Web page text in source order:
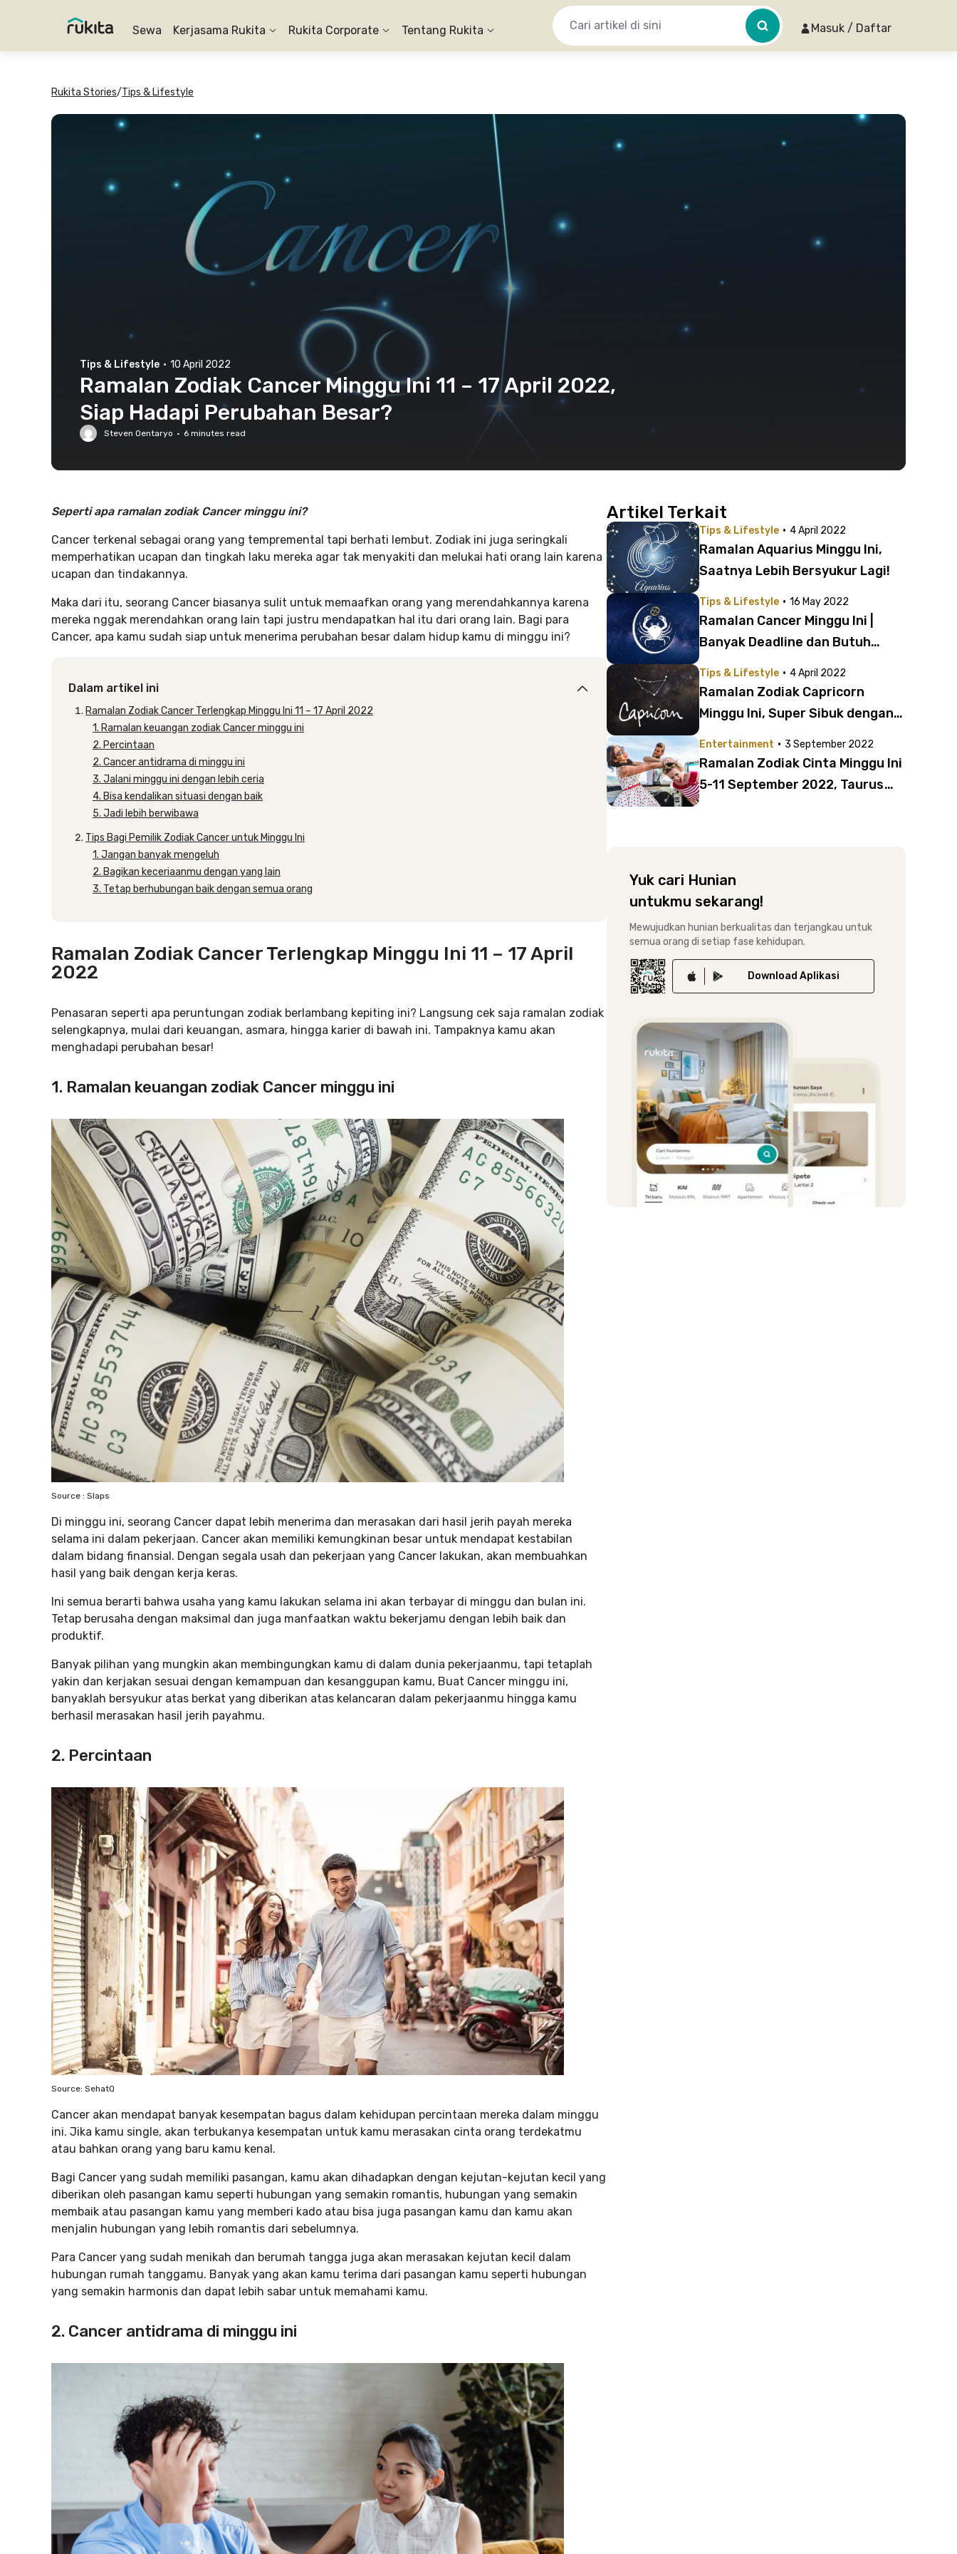
Sewa Kerjasama Rukita Rukita Corporate Tentang Rukita Masuk / Daftar
Rukita Stories/Tips & Lifestyle
Tips & Lifestyle · 10 April 2022
Ramalan Zodiak Cancer Minggu Ini 11 – 17 April 2022,
Siap Hadapi Perubahan Besar?
Steven Oentaryo · 6 minutes read
Seperti apa ramalan zodiak Cancer minggu ini?
Cancer terkenal sebagai orang yang tempremental tapi berhati lembut. Zodiak ini juga seringkali
memperhatikan ucapan dan tingkah laku mereka agar tak menyakiti dan melukai hati orang lain karena
ucapan dan tindakannya.
Maka dari itu, seorang Cancer biasanya sulit untuk memaafkan orang yang merendahkannya karena
mereka nggak merendahkan orang lain tapi justru mendapatkan hal itu dari orang lain. Bagi para
Cancer, apa kamu sudah siap untuk menerima perubahan besar dalam hidup kamu di minggu ini?
Dalam artikel ini
Ramalan Zodiak Cancer Terlengkap Minggu Ini 11 – 17 April 2022
1. Ramalan keuangan zodiak Cancer minggu ini
2. Percintaan
2. Cancer antidrama di minggu ini
3. Jalani minggu ini dengan lebih ceria
4. Bisa kendalikan situasi dengan baik
5. Jadi lebih berwibawa
Tips Bagi Pemilik Zodiak Cancer untuk Minggu Ini
1. Jangan banyak mengeluh
2. Bagikan keceriaanmu dengan yang lain
3. Tetap berhubungan baik dengan semua orang
Ramalan Zodiak Cancer Terlengkap Minggu Ini 11 – 17 April
2022
Penasaran seperti apa peruntungan zodiak berlambang kepiting ini? Langsung cek saja ramalan zodiak
selengkapnya, mulai dari keuangan, asmara, hingga karier di bawah ini. Tampaknya kamu akan
menghadapi perubahan besar!
1. Ramalan keuangan zodiak Cancer minggu ini
Source : Slaps
Di minggu ini, seorang Cancer dapat lebih menerima dan merasakan dari hasil jerih payah mereka
selama ini dalam pekerjaan. Cancer akan memiliki kemungkinan besar untuk mendapat kestabilan
dalam bidang finansial. Dengan segala usah dan pekerjaan yang Cancer lakukan, akan membuahkan
hasil yang baik dengan kerja keras.
Ini semua berarti bahwa usaha yang kamu lakukan selama ini akan terbayar di minggu dan bulan ini.
Tetap berusaha dengan maksimal dan juga manfaatkan waktu bekerjamu dengan lebih baik dan
produktif.
Banyak pilihan yang mungkin akan membingungkan kamu di dalam dunia pekerjaanmu, tapi tetaplah
yakin dan kerjakan sesuai dengan kemampuan dan kesanggupan kamu, Buat Cancer minggu ini,
banyaklah bersyukur atas berkat yang diberikan atas kelancaran dalam pekerjaanmu hingga kamu
berhasil merasakan hasil jerih payahmu.
2. Percintaan
Source: SehatQ
Cancer akan mendapat banyak kesempatan bagus dalam kehidupan percintaan mereka dalam minggu
ini. Jika kamu single, akan terbukanya kesempatan untuk kamu merasakan cinta orang terdekatmu
atau bahkan orang yang baru kamu kenal.
Bagi Cancer yang sudah memiliki pasangan, kamu akan dihadapkan dengan kejutan-kejutan kecil yang
diberikan oleh pasangan kamu seperti hubungan yang semakin romantis, hubungan yang semakin
membaik atau pasangan kamu yang memberi kado atau bisa juga pasangan kamu dan kamu akan
menjalin hubungan yang lebih romantis dari sebelumnya.
Para Cancer yang sudah menikah dan berumah tangga juga akan merasakan kejutan kecil dalam
hubungan rumah tanggamu. Banyak yang akan kamu terima dari pasangan kamu seperti hubungan
yang semakin harmonis dan dapat lebih sabar untuk memahami kamu.
2. Cancer antidrama di minggu ini
Artikel Terkait
Tips & Lifestyle · 4 April 2022
Ramalan Aquarius Minggu Ini,
Saatnya Lebih Bersyukur Lagi!
Tips & Lifestyle · 16 May 2022
Ramalan Cancer Minggu Ini |
Banyak Deadline dan Butuh
Tips & Lifestyle · 4 April 2022
Ramalan Zodiak Capricorn
Minggu Ini, Super Sibuk dengan
Entertainment · 3 September 2022
Ramalan Zodiak Cinta Minggu Ini
5-11 September 2022, Taurus
Yuk cari Hunian
untukmu sekarang!
Mewujudkan hunian berkualitas dan terjangkau untuk
semua orang di setiap fase kehidupan.
Download Aplikasi